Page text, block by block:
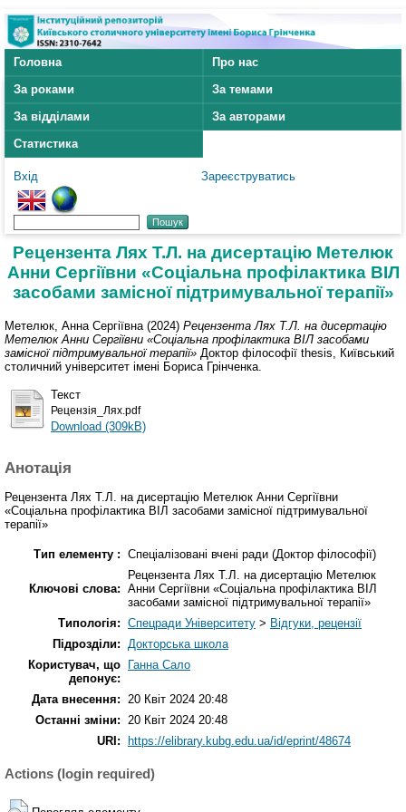
Головна
Про нас
За роками
За темами
За відділами
За авторами
Статистика
Вхід Зареєструватись
Рецензента Лях Т.Л. на дисертацію Метелюк
Анни Сергіївни «Соціальна профілактика ВІЛ
засобами замісної підтримувальної терапії»
Метелюк, Анна Сергіївна (2024) Рецензента Лях Т.Л. на дисертацію
Метелюк Анни Сергіївни «Соціальна профілактика ВІЛ засобами
замісної підтримувальної терапії» Доктор філософії thesis, Київський
столичний університет імені Бориса Грінченка.
Текст
Рецензія_Лях.pdf
Download (309kB)
Анотація
Рецензента Лях Т.Л. на дисертацію Метелюк Анни Сергіївни
«Соціальна профілактика ВІЛ засобами замісної підтримувальної
терапії»
Тип елементу : Спеціалізовані вчені ради (Доктор філософії)
Ключові слова:
Рецензента Лях Т.Л. на дисертацію Метелюк
Анни Сергіївни «Соціальна профілактика ВІЛ
засобами замісної підтримувальної терапії»
Типологія: Спецради Університету > Відгуки, рецензії
Підрозділи: Докторська школа
Користувач, що
депонує:
Ганна Сало
Дата внесення: 20 Квіт 2024 20:48
Останні зміни: 20 Квіт 2024 20:48
URI:
https://elibrary.kubg.edu.ua/id/eprint/48674
Actions (login required)